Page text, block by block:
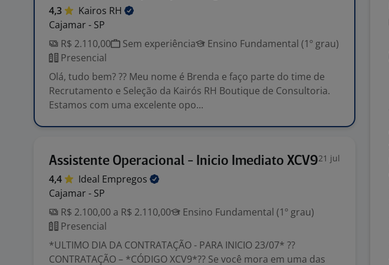
4,3 Kairos RH
Cajamar - SP
R$ 2.110,00
Sem experiência
Ensino Fundamental (1º grau)
Presencial
Olá, tudo bem? ?? Meu nome é Brenda e faço parte do time de
Recrutamento e Seleção da Kairós RH Boutique de Consultoria.
Estamos com uma excelente opo...
Assistente Operacional - Inicio Imediato XCV921 jul
4,4 Ideal Empregos
Cajamar - SP
R$ 2.100,00 a R$ 2.110,00
Ensino Fundamental (1º grau)
Presencial
*ULTIMO DIA DA CONTRATAÇÃO - PARA INICIO 23/07* ??
CONTRATAÇÃO – *CÓDIGO XCV9*?? Se você mora em uma das